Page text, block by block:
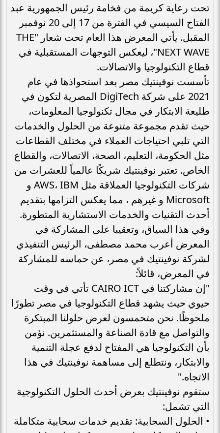
تحت رعاية كريمة من فخامة رئيس الجمهورية عبد
الفتاح السيسي في الفترة من 17 إلى 20 نوفمبر
المقبل. يأتي المعرض هذا العام تحت شعار "THE
NEXT WAVE"، ليعكس التوجهات المستقبلية في
قطاع التكنولوجيا والاتصالات.
تأسست نوفينتيك مصر بعد استحواذها في عام
2021 على شركة DigiTech المصرية لتكون في
طليعة الابتكار في مجال تكنولوجيا المعلومات،
حيث تقدم مجموعة متنوعة من الحلول والخدمات
التي تلبي احتياجات العملاء في مختلف القطاعات
مثل الحكومة، التعليم، الصحة، الاتصالات، والقطاع
الخاص. تعتبر نوفينتيك شريكًا عالمياً للعشرات من
شركات التكنولوجيا العملاقة مثل AWS، IBM و
Microsoft و غيرهم ، مما يعكس التزامها بتقديم
أحدث التقنيات والخدمات الاستشارية المتطورة.
وفي هذا السياق، وتعقيبا على المشاركة في
المعرض أعرب محمد مصطفى، الرئيس التنفيذي
لشركة نوفينتيك في مصر، عن حماسه للمشاركة
في المعرض، قائلاً:
"إن مشاركتنا في CAIRO ICT تأتي في وقت
حيوي حيث يشهد قطاع التكنولوجيا في مصر تطورًا
ملحوظًا. نحن متحمسون لعرض حلولنا المبتكرة
والتواصل مع قادة الصناعة والمستثمرين. نؤمن
بأن التكنولوجيا هي المفتاح لدفع عجلة التنمية
والابتكار، ونتطلع إلى مساهمة نوفينتيك في هذا
الاتجاه."
ستقوم نوفينتيك بعرض أحدث الحلول التكنولوجية
التي تشمل:
• الحلول السحابية: تقديم خدمات سحابية متكاملة